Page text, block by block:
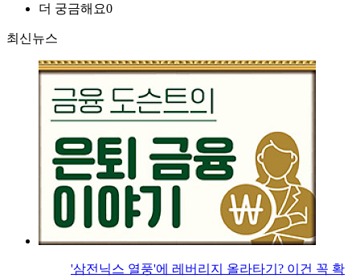
더 궁금해요0
최신뉴스
'삼전닉스 열풍'에 레버리지 올라타기? 이건 꼭 확